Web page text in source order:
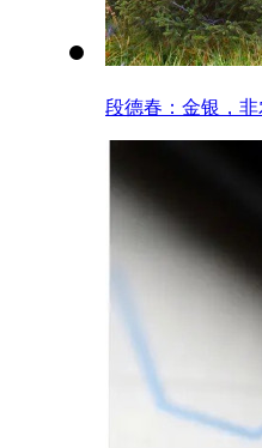
段德春：金银，非